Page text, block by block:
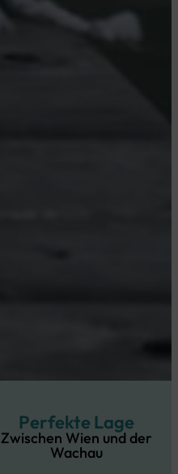
Perfekte Lage
Zwischen Wien und der
Wachau